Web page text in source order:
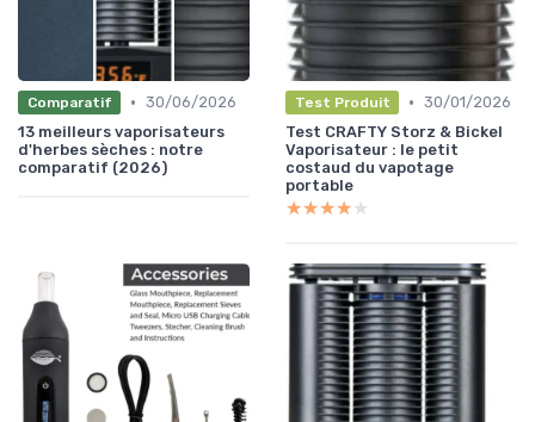
Comparatif • 30/06/2026
13 meilleurs vaporisateurs
d'herbes sèches : notre
comparatif (2026)
Test Produit • 30/01/2026
Test CRAFTY Storz & Bickel
Vaporisateur : le petit
costaud du vapotage
portable
★★★★★
★★★★★